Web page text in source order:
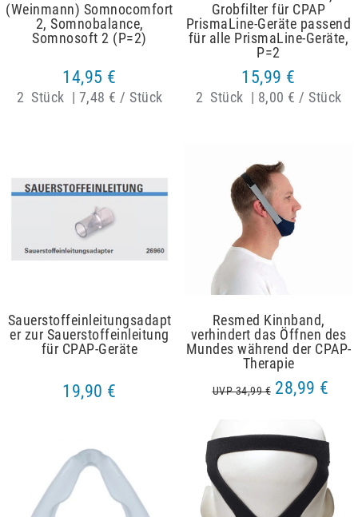
(Weinmann) Somnocomfort
2, Somnobalance,
Somnosoft 2 (P=2)
14,95 €
2 Stück | 7,48 € / Stück
Grobfilter für CPAP
PrismaLine-Geräte passend
für alle PrismaLine-Geräte,
P=2
15,99 €
2 Stück | 8,00 € / Stück
Sauerstoffeinleitungsadapt
er zur Sauerstoffeinleitung
für CPAP-Geräte
19,90 €
Resmed Kinnband,
verhindert das Öffnen des
Mundes während der CPAP-
Therapie
UVP 34,99 € 28,99 €